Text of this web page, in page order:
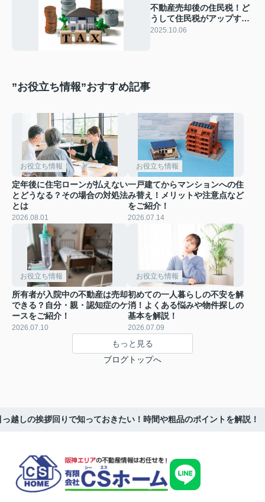
不動産売却後の住民税！ど
うして住民税がアップする
のか仕組みをチェック
2025.10.06
”お役立ち情報”おすすめ記事
お役立ち情報
定年後に住宅ローンが払えない
とどうなる？その場合の対処法
とは
2026.08.01
お役立ち情報
一戸建てからマンションへの住
み替え！メリットや注意点など
をご紹介！
2026.07.14
お役立ち情報
所有者が入院中の不動産は売却
できる？自分・親・認知症のケ
ースをご紹介！
2026.07.10
お役立ち情報
初めての一人暮らしの不安を解
消！よくある悩みや物件探しの
基本を解説！
2026.07.09
もっと見る
ブログトップへ
っ越しの挨拶回りで知っておきたい！時間や粗品のポイントを解説！